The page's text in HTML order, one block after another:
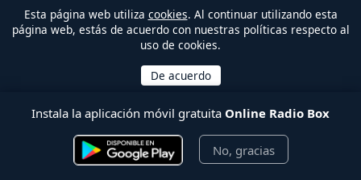
Esta página web utiliza cookies. Al continuar utilizando esta
página web, estás de acuerdo con nuestras políticas respecto al
uso de cookies.
Instala la aplicación móvil gratuita Online Radio Box
No, gracias